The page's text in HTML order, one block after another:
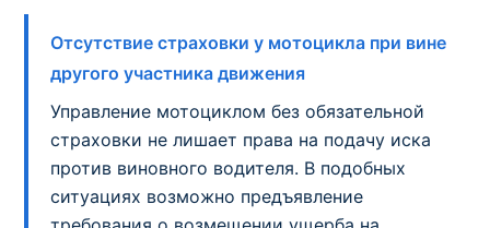
Отсутствие страховки у мотоцикла при вине
другого участника движения
Управление мотоциклом без обязательной
страховки не лишает права на подачу иска
против виновного водителя. В подобных
ситуациях возможно предъявление